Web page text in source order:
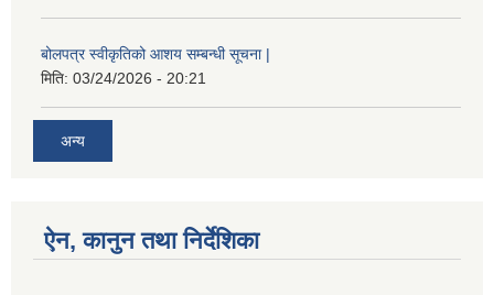
बोलपत्र स्वीकृतिको आशय सम्बन्धी सूचना |
मिति: 03/24/2026 - 20:21
अन्य
ऐन, कानुन तथा निर्देशिका